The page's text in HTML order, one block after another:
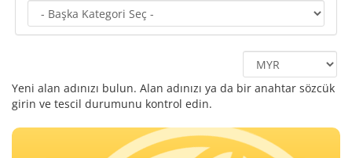
Yeni alan adınızı bulun. Alan adınızı ya da bir anahtar sözcük
girin ve tescil durumunu kontrol edin.